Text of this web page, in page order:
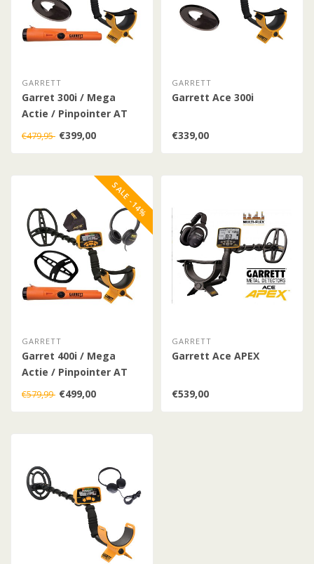
GARRETT
Garret 300i / Mega
Actie / Pinpointer AT
€479,95 €399,00
GARRETT
Garrett Ace 300i
€339,00
SALE -14%
GARRETT
Garret 400i / Mega
Actie / Pinpointer AT
€579,99 €499,00
GARRETT
Garrett Ace APEX
€539,00